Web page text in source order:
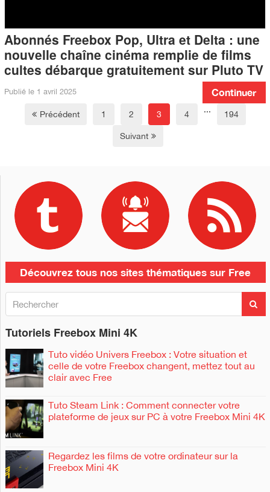
Abonnés Freebox Pop, Ultra et Delta : une
nouvelle chaîne cinéma remplie de films
cultes débarque gratuitement sur Pluto TV
Continuer
Publié le 1 avril 2025
Précédent 1 2 3 4 ... 194
Suivant
Découvrez tous nos sites thématiques sur Free
c
h
r
c
h
e
:
e
Tutoriels Freebox Mini 4K
Tuto vidéo Univers Freebox : Votre situation et
celle de votre Freebox changent, mettez tout au
clair avec Free
Tuto Steam Link : Comment connecter votre
plateforme de jeux sur PC à votre Freebox Mini 4K
Regardez les films de votre ordinateur sur la
Freebox Mini 4K